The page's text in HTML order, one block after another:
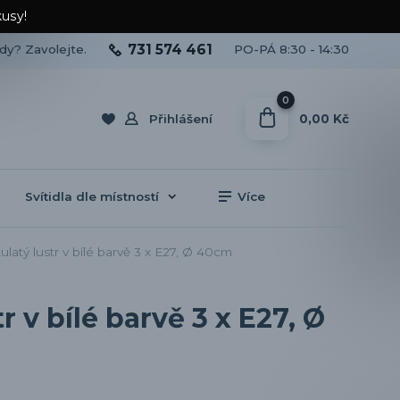
Přihlášení
Zavolejte. 731 574 461 PO-PÁ 8:30 - 14:30
0
0,00 Kč
Svítidla dle místností Více
lustr v bílé barvě 3 x E27, Ø 40cm
v bílé barvě 3 x E27, Ø